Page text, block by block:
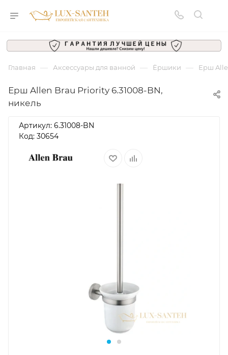
Главная — Аксессуары для ванной — Ёршики — Ерш
Ерш Allen Brau Priority 6.31008-BN,
никель
Артикул: 6.31008-BN
Код: 30654